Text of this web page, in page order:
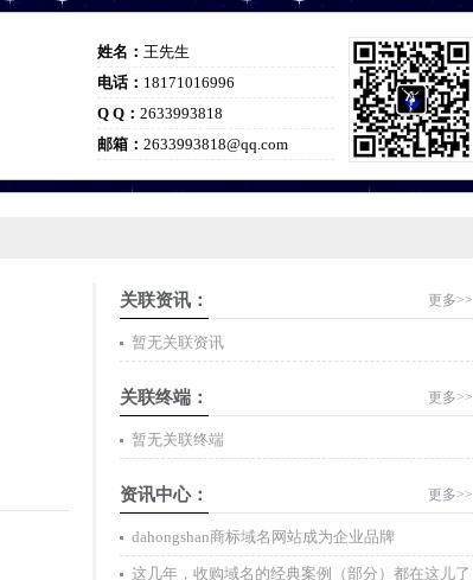
姓名： 王先生
电话： 18171016996
Q Q： 2633993818
邮箱： 2633993818@qq.com
关联资讯： 更多>>
暂无关联资讯
关联终端： 更多>>
暂无关联终端
资讯中心： 更多>>
dahongshan商标域名网站成为企业品牌
这几年，收购域名的经典案例（部分）都在这儿了